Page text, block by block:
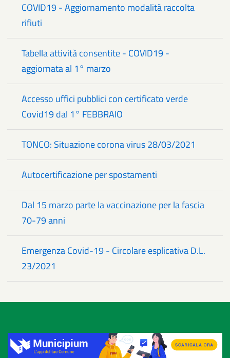
COVID19 - Aggiornamento modalità raccolta
rifiuti
Tabella attività consentite - COVID19 -
aggiornata al 1° marzo
Accesso uffici pubblici con certificato verde
Covid19 dal 1° FEBBRAIO
TONCO: Situazione corona virus 28/03/2021
Autocertificazione per spostamenti
Dal 15 marzo parte la vaccinazione per la fascia
70-79 anni
Emergenza Covid-19 - Circolare esplicativa D.L.
23/2021
Title